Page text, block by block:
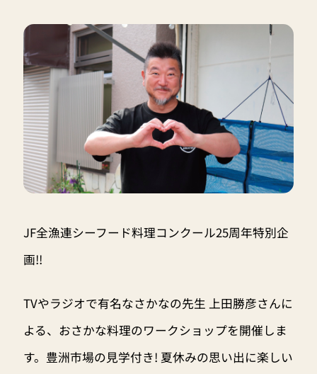
JF全漁連シーフード料理コンクール25周年特別企
画!!
TVやラジオで有名なさかなの先生 上田勝彦さんに
よる、おさかな料理のワークショップを開催しま
す。豊洲市場の見学付き! 夏休みの思い出に楽しい